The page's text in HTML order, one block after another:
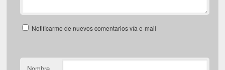
Notificarme de nuevos comentarios vía e-mail